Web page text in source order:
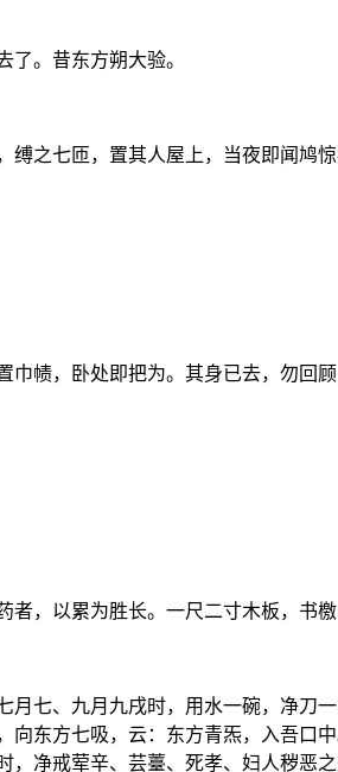
。昔东方朔大验。
之七匝，置其人屋上，当夜即闻鸠
帻，卧处即把为。其身已去，勿回顾
，以累为胜长。一尺二寸木板，书
七、九月九戌时，用水一碗，净刀
东方七吸，云：东方青炁，入吾口
净戒荤辛、芸薹、死孝、妇人秽